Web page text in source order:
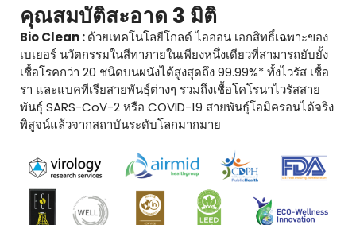
คุณสมบัติสะอาด 3 มิติ
Bio Clean :ด้วยเทคโนโลยีโกลด์ ไอออน เอกสิทธิ์เฉพาะของ
เบเยอร์ นวัตกรรมในสีทาภายในเพียงหนึ่งเดียวที่สามารถยับยั้ง
เชื้อโรคกว่า 20 ชนิดบนผนังได้สูงสุดถึง 99.99%* ทั้งไวรัส เชื้อ
รา และแบคทีเรียสายพันธุ์ต่างๆ รวมถึงเชื้อโคโรนาไวรัสสาย
พันธุ์ SARS-CoV-2 หรือ COVID-19 สายพันธุ์โอมิครอนได้จริง
พิสูจน์แล้วจากสถาบันระดับโลกมากมาย